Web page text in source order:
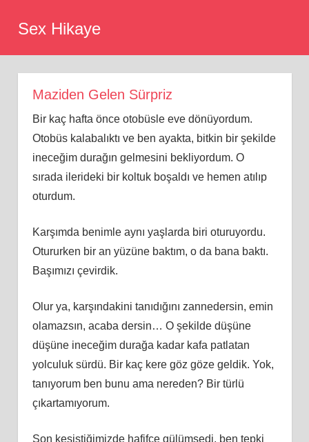
Sex Hikaye
Maziden Gelen Sürpriz
Bir kaç hafta önce otobüsle eve dönüyordum.
Otobüs kalabalıktı ve ben ayakta, bitkin bir şekilde
ineceğim durağın gelmesini bekliyordum. O
sırada ilerideki bir koltuk boşaldı ve hemen atılıp
oturdum.
Karşımda benimle aynı yaşlarda biri oturuyordu.
Otururken bir an yüzüne baktım, o da bana baktı.
Başımızı çevirdik.
Olur ya, karşındakini tanıdığını zannedersin, emin
olamazsın, acaba dersin… O şekilde düşüne
düşüne ineceğim durağa kadar kafa patlatan
yolculuk sürdü. Bir kaç kere göz göze geldik. Yok,
tanıyorum ben bunu ama nereden? Bir türlü
çıkartamıyorum.
Son kesiştiğimizde hafifçe gülümsedi, ben tepki